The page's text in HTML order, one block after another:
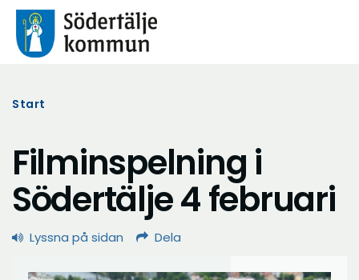
Start
Filminspelning i
Södertälje 4 februari
Lyssna på sidan Dela